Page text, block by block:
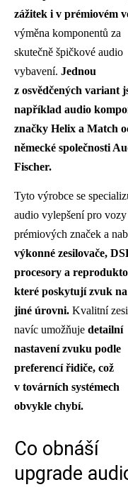
zážitek i v prémiovém
výměna komponentů za
skutečně špičkové audio
vybavení. Jednou
z osvědčených variant
například audio
značky Helix a Match
německé společnosti
Fischer.
Tyto výrobce se
audio vylepšení pro vozy
prémiových značek a
výkonné zesilovače,
procesory a
které poskytují zvuk na
jiné úrovni. Kvalitní
navíc umožňuje detailní
nastavení zvuku podle
preferencí řidiče, což
v továrních systémech
obvykle chybí.
Co obnáší
upgrade